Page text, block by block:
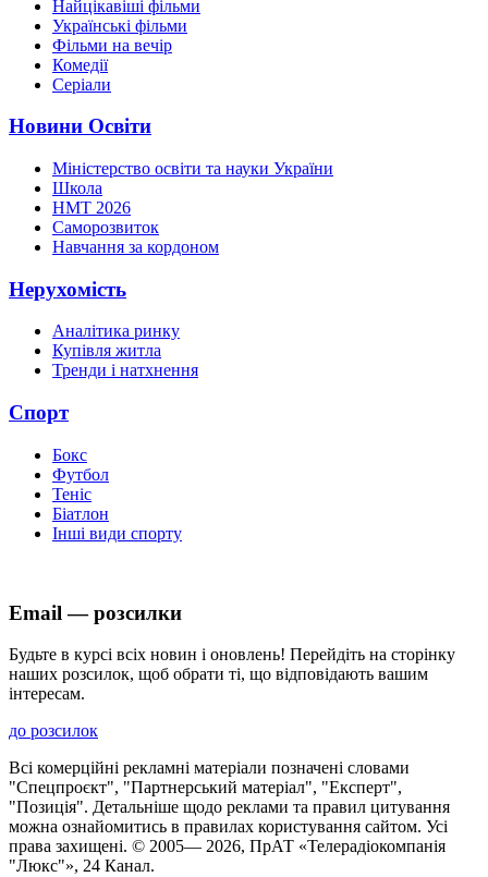
Найцікавіші фільми
Українські фільми
Фільми на вечір
Комедії
Серіали
Новини Освіти
Міністерство освіти та науки України
Школа
НМТ 2026
Саморозвиток
Навчання за кордоном
Нерухомість
Аналітика ринку
Купівля житла
Тренди і натхнення
Спорт
Бокс
Футбол
Теніс
Біатлон
Інші види спорту
Email — розсилки
Будьте в курсі всіх новин і оновлень! Перейдіть на сторінку
наших розсилок, щоб обрати ті, що відповідають вашим
інтересам.
до розсилок
Всі комерційні рекламні матеріали позначені словами
"Спецпроєкт", "Партнерський матеріал", "Експерт",
"Позиція". Детальніше щодо реклами та правил цитування
можна ознайомитись в правилах користування сайтом. Усі
права захищені. © 2005— 2026, ПрАТ «Телерадіокомпанія
"Люкс"», 24 Канал.